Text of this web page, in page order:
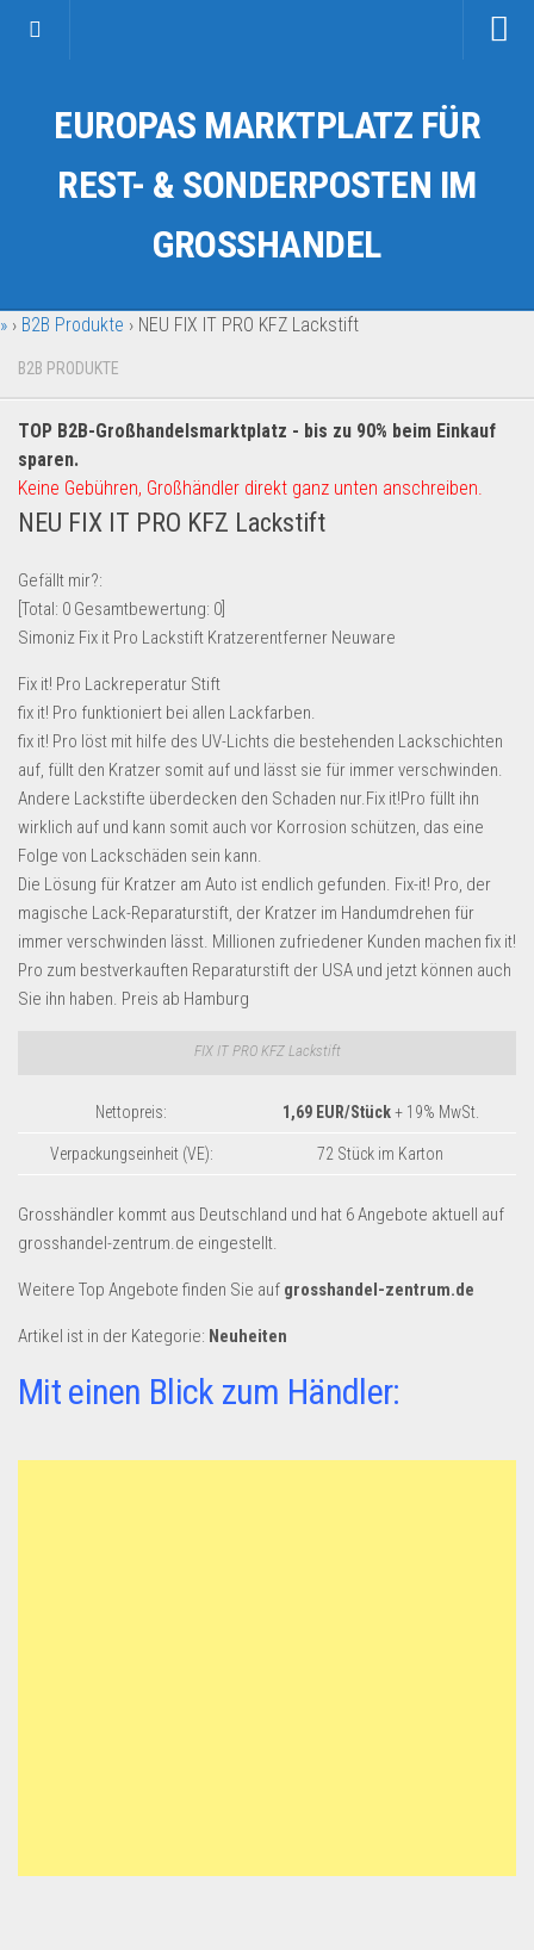
Kategorien
Auto & Motorrad
Fahrzeuge & Transport
Garten & Werkzeug
Geschäft, Büro & Schreibwaren
Geschenkartikel
Handy und Smartphone
Kosmetik & Pflege
Multimedia & Elektro
Münzen
Spielzeug & Games
Schuhe & Accessoires
Sport & Freizeit
Uhren & Schmuck
Wohnen & Einrichten
Restposten-Angebote
Restposten für Privatpersonen
Sonderposten-Angebote
B2B Produkte
Grosshandel
Aldi
Lidl
Kostenlos verkaufen
Newsletter
EUROPAS MARKTPLATZ FÜR
REST- & SONDERPOSTEN IM
GROSSHANDEL
» › B2B Produkte › NEU FIX IT PRO KFZ Lackstift
B2B PRODUKTE
TOP B2B-Großhandelsmarktplatz - bis zu 90% beim Einkauf
sparen.
Keine Gebühren, Großhändler direkt ganz unten anschreiben.
NEU FIX IT PRO KFZ Lackstift
Gefällt mir?:
[Total: 0 Gesamtbewertung: 0
Simoniz Fix it Pro Lackstift Kratzerentferne​r Neuware
Fix it! Pro Lackreperatur Stift
fix it! Pro funktioniert bei allen Lackfarben.
fix it! Pro löst mit hilfe des UV-Lichts die bestehenden Lackschichten
auf, füllt den Kratzer somit auf und lässt sie für immer verschwinden.
Andere Lackstifte überdecken den Schaden nur.Fix it!Pro füllt ihn
wirklich auf und kann somit auch vor Korrosion schützen, das eine
Folge von Lackschäden sein kann.
Die Lösung für Kratzer am Auto ist endlich gefunden. Fix-it! Pro, der
magische Lack-Reparaturstift, der Kratzer im Handumdrehen für
immer verschwinden lässt. Millionen zufriedener Kunden machen fix it!
Pro zum bestverkauften Reparaturstift der USA und jetzt können auch
Sie ihn haben. Preis ab Hamburg
FIX IT PRO KFZ Lackstift
Nettopreis: 1,69 EUR/Stück+ 19% MwSt.
Verpackungseinheit (VE): 72 Stück im Karton
Grosshändler kommt aus Deutschland und hat 6 Angebote aktuell auf
grosshandel-zentrum.de eingestellt.
Weitere Top Angebote finden Sie auf grosshandel-zentrum.de
Artikel ist in der Kategorie: Neuheiten
Mit einen Blick zum Händler: